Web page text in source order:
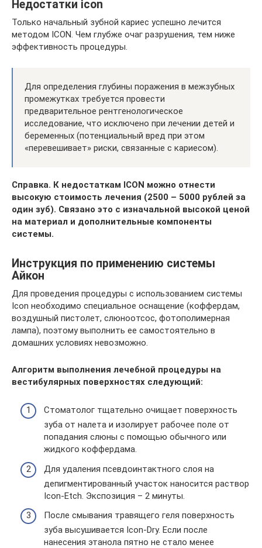
Недостатки icon
Только начальный зубной кариес успешно лечится
методом ICON. Чем глубже очаг разрушения, тем ниже
эффективность процедуры.
Для определения глубины поражения в межзубных
промежутках требуется провести
предварительное рентгенологическое
исследование, что исключено при лечении детей и
беременных (потенциальный вред при этом
«перевешивает» риски, связанные с кариесом).
Справка. К недостаткам ICON можно отнести
высокую стоимость лечения (2500 – 5000 рублей за
один зуб). Связано это с изначальной высокой ценой
на материал и дополнительные компоненты
системы.
Инструкция по применению системы
Айкон
Для проведения процедуры с использованием системы
Iсоn необходимо специальное оснащение (коффердам,
воздушный пистолет, слюноотсос, фотополимерная
лампа), поэтому выполнить ее самостоятельно в
домашних условиях невозможно.
Алгоритм выполнения лечебной процедуры на
вестибулярных поверхностях следующий:
Стоматолог тщательно очищает поверхность
зуба от налета и изолирует рабочее поле от
попадания слюны с помощью обычного или
жидкого коффердама.
Для удаления псевдоинтактного слоя на
депигментированный участок наносится раствор
Icon-Etch. Экспозиция – 2 минуты.
После смывания травящего геля поверхность
зуба высушивается Icon-Dry. Если после
нанесения этанола пятно не стало менее